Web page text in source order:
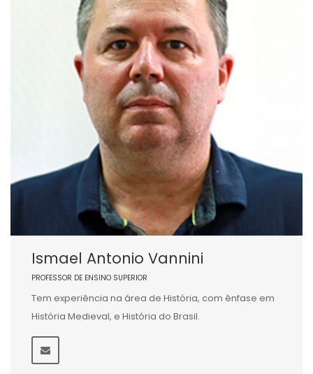
Ismael Antonio Vannini
PROFESSOR DE ENSINO SUPERIOR
Tem experiência na área de História, com ênfase em
História Medieval, e História do Brasil.